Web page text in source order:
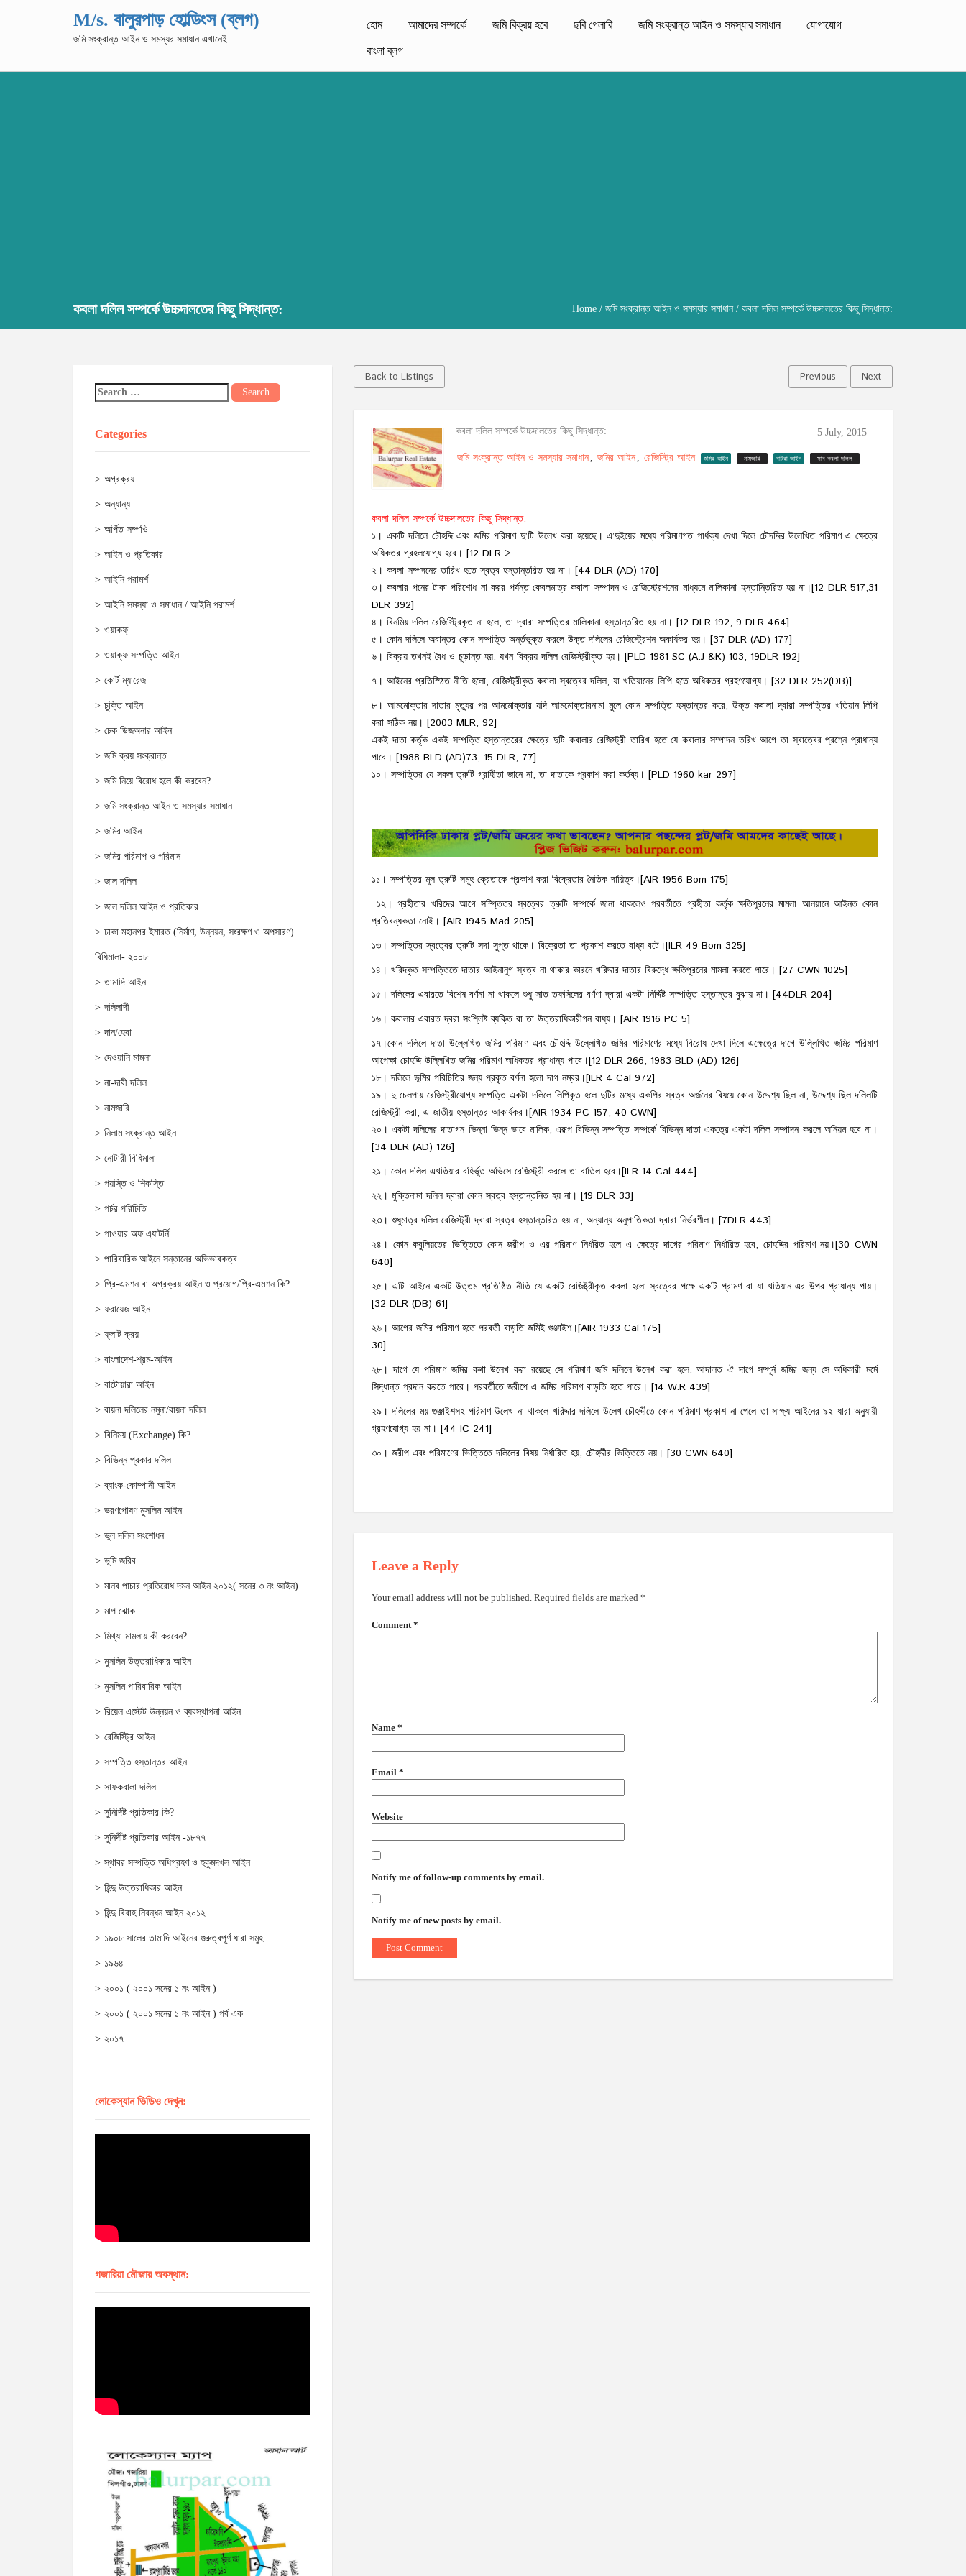
M/s. বালুরপাড় হোল্ডিংস (ব্লগ)
জমি সংক্রান্ত আইন ও সমস্যর সমাধান এখানেই
হোম আমাদের সম্পর্কে জমি বিক্রয় হবে ছবি গেলারি জমি সংক্রান্ত আইন ও সমস্যার সমাধান যোগাযোগ
বাংলা ব্লগ
কবলা দলিল সম্পর্কে উচ্চদালতের কিছু সিদ্ধান্ত: Home / জমি সংক্রান্ত আইন ও সমস্যার সমাধান/ কবলা দলিল সম্পর্কে উচ্চদালতের কিছু সিদ্ধান্ত:
Categories
অগ্রক্রয়
অন্যান্য
অর্পিত সম্পওি
আইন ও প্রতিকার
আইনি পরামর্শ
আইনি সমস্যা ও সমাধান / আইনি পরামর্শ
ওয়াকফ্
ওয়াক্‌ফ সম্পত্তি আইন
কোর্ট ম্যারেজ
চুক্তি আইন
চেক ডিজঅনার আইন
জমি ক্রয় সংক্রান্ত
জমি নিয়ে বিরোধ হলে কী করবেন?
জমি সংক্রান্ত আইন ও সমস্যার সমাধান
জমির আইন
জমির পরিমাপ ও পরিমান
জাল দলিল
জাল দলিল আইন ও প্রতিকার
ঢাকা মহানগর ইমারত (নির্মাণ, উন্নয়ন, সংরক্ষণ ও অপসারণ)
বিধিমালা- ২০০৮
তামাদি আইন
দলিলাদী
দান/হেবা
দেওয়ানি মামলা
না-দাবী দলিল
নামজারি
নিলাম সংক্রান্ত আইন
নোটারী বিধিমালা
পয়স্তি ও শিকস্তি
পর্চর পরিচিতি
পাওয়ার অফ এ্যাটর্নি
পারিবারিক আইনে সন্তানের অভিভাবকত্ব
প্রি-এমশন বা অগ্রক্রয় আইন ও প্রয়োগ/প্রি-এমশন কি?
ফরায়েজ আইন
ফ্লাট ক্রয়
বাংলাদেশ-শ্রম-আইন
বাটোয়ারা আইন
বায়না দলিলের নমুনা/বায়না দলিল
বিনিময় (Exchange) কি?
বিভিন্ন প্রকার দলিল
ব্যাংক-কোম্পানী আইন
ভরণপোষণ মুসলিম আইন
ভুল দলিল সংশোধন
ভূমি জরিব
মানব পাচার প্রতিরোধ দমন আইন ২০১২( সনের ৩ নং আইন)
মাপ ঝোক
মিথ্যা মামলায় কী করবেন?
মুসলিম উত্তরাধিকার আইন
মুসলিম পারিবারিক আইন
রিয়েল এস্টেট উন্নয়ন ও ব্যবস্থাপনা আইন
রেজিস্ট্রি আইন
সম্পত্তি হস্তান্তর আইন
সাফকবালা দলিল
সুনির্দিষ্ট প্রতিকার কি?
সুনির্দীষ্ট প্রতিকার আইন -১৮৭৭
স্থাবর সম্পত্তি অধিগ্রহণ ও হুকুমদখল আইন
হিন্দু উত্তরাধিকার আইন
হিন্দু বিবাহ নিবন্ধন আইন ২০১২
১৯০৮ সালের তামাদি আইনের গুরুত্বপূর্ণ ধারা সমুহ
১৯৬৪
২০০১ ( ২০০১ সনের ১ নং আইন )
২০০১ ( ২০০১ সনের ১ নং আইন ) পর্ব এক
২০১৭
লোকেস্যান ভিডিও দেখুন:
গজারিয়া মৌজার অবস্থান:
Back to Listings Previous Next
কবলা দলিল সম্পর্কে উচ্চদালতের কিছু সিদ্ধান্ত: 5 July, 2015
জমি সংক্রান্ত আইন ও সমস্যার সমাধান, জমির আইন, রেজিস্ট্রি আইন জমির আইন নামজারি বাটরা আইন সাব-কবলা দলিল
কবলা দলিল সম্পর্কে উচ্চদালতের কিছু সিদ্ধান্ত:
১। একটি দলিলে চৌহদ্দি এবং জমির পরিমাণ দু’টি উলেখ করা হয়েছে। এ’দুইয়ের মধ্যে পরিমাণগত পার্ধক্য দেখা দিলে চৌদদ্দির উলেখিত পরিমাণ এ ক্ষেত্রে
অধিকতর গ্রহলযোগ্য হবে। [12 DLR >
২। কবলা সম্পদনের তারিখ হতে স্বত্ব হস্তান্তরিত হয় না। [44 DLR (AD) 170]
৩। কবলার পনের টাকা পরিশোধ না করর পর্যন্ত কেবলমাত্র কবালা সম্পাদন ও রেজিস্ট্রেশনের মাধ্যমে মালিকানা হস্তান্তিরিত হয় না।[12 DLR 517,31
DLR 392]
৪। বিনমিয় দলিল রেজিস্ট্রিকৃত না হলে, তা দ্বারা সম্পত্তির মালিকানা হস্তান্তরিত হয় না। [12 DLR 192, 9 DLR 464]
৫। কোন দলিলে অবান্তর কোন সম্পত্তি অর্ন্তভূক্ত করলে উক্ত দলিলের রেজিস্ট্রেশন অকার্যকর হয়। [37 DLR (AD) 177]
৬। বিক্রয় তখনই বৈধ ও চূড়ান্ত হয়, যখন বিক্রয় দলিল রেজিস্ট্রীকৃত হয়। [PLD 1981 SC (A.J &K) 103, 19DLR 192]
৭। আইনের প্রতিস্ঠিত নীতি হলো, রেজিস্ট্রীকৃত কবালা স্বত্বের দলিল, যা খতিয়ানের লিপি হতে অধিকতর গ্রহণযোগ্য। [32 DLR 252(DB)]
৮। আমমোক্তার দাতার মৃত্যুর পর আমমোক্তার যদি আমমোক্তারনামা মুলে কোন সম্পত্তি হস্তান্তর করে, উক্ত কবালা দ্বারা সম্পত্তির খতিয়ান লিপি
করা সঠিক নয়। [2003 MLR, 92]
একই দাতা কর্তৃক একই সম্পত্তি হস্তান্তরের ক্ষেত্রে দুটি কবালার রেজিস্ট্রী তারিখ হতে যে কবালার সম্পাদন তরিখ আগে তা স্বাত্বের প্রশ্নে প্রাধান্য
পাবে। [1988 BLD (AD)73, 15 DLR, 77]
১০। সম্পত্তির যে সকল ত্রুটি গ্রাহীতা জানে না, তা দাতাকে প্রকাশ করা কর্তব্য। [PLD 1960 kar 297]
১১। সম্পত্তির মূল ত্রুটি সমূহ ক্রেতাকে প্রকাশ করা বিক্রেতার নৈতিক দায়িত্ব।[AIR 1956 Bom 175]
১২। গ্রহীতার খরিদের আগে সম্প্তিতর স্বত্বের ত্রুটি সম্পর্কে জানা থাকলেও পরবর্তীতে গ্রহীতা কর্তৃক ক্ষতিপূরনের মামলা আনয়ানে আইনত কোন
প্রতিবন্ধকতা নোই। [AIR 1945 Mad 205]
১৩। সম্পত্তির স্বত্বের ত্রুটি সদা সুপ্ত থাকে। বিক্রেতা তা প্রকাশ করতে বাধ্য বটে।[ILR 49 Bom 325]
১৪। খরিদকৃত সম্পত্তিতে দাতার আইনানুগ স্বত্ব না থাকার কারনে খরিদ্দার দাতার বিরুদ্ধে ক্ষতিপুরনের মামলা করতে পারে। [27 CWN 1025]
১৫। দলিলের এবারতে বিশেষ বর্ণনা না থাকলে শুধু সাত তফসিলের বর্ণণা দ্বারা একটা নির্দ্দিষ্ট সস্পত্তি হস্তান্তর বুঝায় না। [44DLR 204]
১৬। কবালার এবারত দ্বরা সংশ্লিষ্ট ব্যক্তি বা তা উত্তরাধিকারীগন বাধ্য। [AIR 1916 PC 5]
১৭।কোন দলিলে দাতা উল্লেখিত জমির পরিমাণ এবং চৌহদ্দি উল্লেখিত জমির পরিমাণের মধ্যে বিরোধ দেখা দিলে এক্ষেত্রে দাগে উল্লিখিত জমির পরিমাণ
আপেক্ষা চৌহদ্দি উল্লিখিত জমির পরিমাণ অধিকতর প্রাধান্য পাবে।[12 DLR 266, 1983 BLD (AD) 126]
১৮। দলিলে ভূমির পরিচিতির জন্য প্রকৃত বর্ণনা হলো দাগ নম্বর।[ILR 4 Cal 972]
১৯। দু চেলপায় রেজিস্ট্রীযোগ্য সম্পত্তি একটা দলিলে লিপিকৃত হলে দুটির মধ্যে একপির স্বত্ব অর্জনের বিষয়ে কোন উদ্দেশ্য ছিল না, উদ্দেশ্য ছিল দলিলটি
রেজিস্ট্রী করা, এ জাতীয় হস্তান্তর আকার্যকর।[AIR 1934 PC 157, 40 CWN]
২০। একটা দলিলের দাতাগন ভিন্না ভিন্ন ভাবে মালিক, এরূপ বিভিন্ন সম্পত্তি সম্পর্কে বিভিন্ন দাতা একত্রে একটা দলিল সম্পাদন করলে অনিয়ম হবে না।
[34 DLR (AD) 126]
২১। কোন দলিল এখতিয়ার বহির্ভূত অভিসে রেজিস্ট্রী করলে তা বাতিল হবে।[ILR 14 Cal 444]
২২। মুক্তিনামা দলিল দ্বারা কোন স্বত্ব হস্তান্তনিত হয় না। [19 DLR 33]
২৩। শুধুমাত্র দলিল রেজিস্ট্রী দ্বারা স্বত্ব হস্তান্তরিত হয় না, অন্যান্য অনুপাতিকতা দ্বারা নির্ভরশীল। [7DLR 443]
২৪। কোন কবুলিয়তের ভিত্তিতে কোন জরীপ ও এর পরিমাণ নির্ধরিত হলে এ ক্ষেত্রে দাগের পরিমাণ নির্ধারিত হবে, চৌহদ্দির পরিমাণ নয়।[30 CWN
640]
২৫। এটি আইনে একটি উত্তম প্রতিষ্ঠিত নীতি যে একটি রেজিষ্ট্রীকৃত কবলা হলো স্বত্বের পক্ষে একটি প্রামণ বা যা খতিয়ান এর উপর প্রাধান্য পায়।
[32 DLR (DB) 61]
২৬। আগের জমির পরিমাণ হতে পরবর্তী বাড়তি জমিই গুঞ্জাইশ।[AIR 1933 Cal 175]
30]
২৮। দাগে যে পরিমাণ জমির কথা উলেখ করা রয়েছে সে পরিমাণ জমি দলিলে উলেখ করা হলে, আদালত ঐ দাগে সম্পূর্ন জমির জন্য সে অধিকারী মর্মে
সিদ্ধান্ত প্রদান করতে পারে। পরবর্তীতে জরীপে এ জমির পরিমাণ বাড়তি হতে পারে। [14 W.R 439]
২৯। দলিলের ময় গুঞ্জাইশসহ পরিমাণ উলেখ না থাকলে খরিদ্দার দলিলে উলেখ চৌহর্দ্দীতে কোন পরিমাণ প্রকাশ না পেলে তা সাক্ষ্য আইনের ৯২ ধারা অনুযায়ী
গ্রহণযোগ্য হয় না। [44 IC 241]
৩০। জরীপ এবং পরিমাণের ভিত্তিতে দলিলের বিষয় নির্ধারিত হয়, চৌহর্দ্দীর ভিত্তিতে নয়। [30 CWN 640]
Leave a Reply
Your email address will not be published. Required fields are marked *
Comment *
Name *
Email *
Website
Notify me of follow-up comments by email.
Notify me of new posts by email.